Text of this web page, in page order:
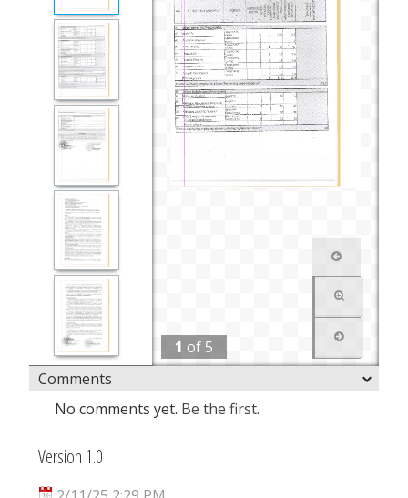
1 of 5
Comments
No comments yet. Be the first.
Version 1.0